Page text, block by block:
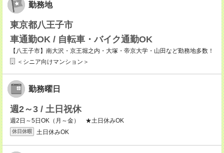
勤務地
東京都八王子市
車通勤OK / 自転車・バイク通勤OK
【八王子市】南大沢・京王堀之内・大塚・帝京大学・山田など勤務地多数！
＜シニア向けマンション＞
勤務曜日
週2～3 / 土日祝休
週2日～5日OK（月～金） ★土日休みOK
休日休暇 土日休みOK